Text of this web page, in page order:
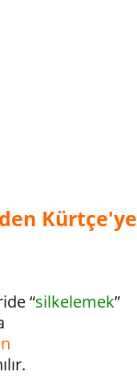
Kürtçe'ye
“silkelemek”